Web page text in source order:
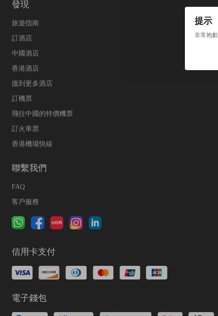
提示
非常抱
發現
旅遊指南
訂酒店
中國酒店
香港酒店
搵到更多酒店
訂機票
飛往中國的特價機票
訂火車票
香港機場快線
聯繫我們
FAQ
客戶服務
信用卡支付
電子錢包